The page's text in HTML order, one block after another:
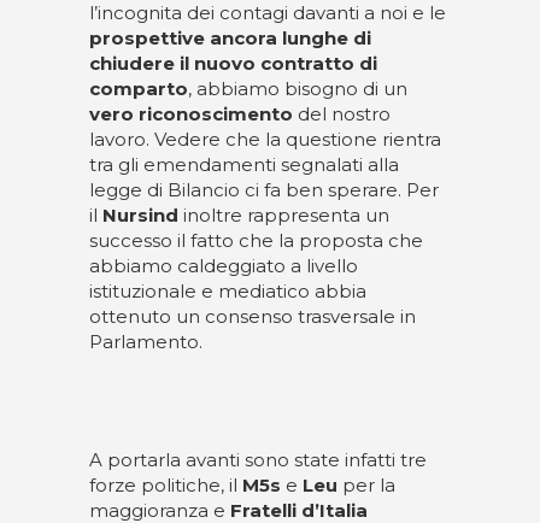
l’incognita dei contagi davanti a noi e le
prospettive ancora lunghe di
chiudere il nuovo contratto di
comparto, abbiamo bisogno di un
vero riconoscimento del nostro
lavoro. Vedere che la questione rientra
tra gli emendamenti segnalati alla
legge di Bilancio ci fa ben sperare. Per
il Nursind inoltre rappresenta un
successo il fatto che la proposta che
abbiamo caldeggiato a livello
istituzionale e mediatico abbia
ottenuto un consenso trasversale in
Parlamento.
A portarla avanti sono state infatti tre
forze politiche, il M5s e Leu per la
maggioranza e Fratelli d’Italia